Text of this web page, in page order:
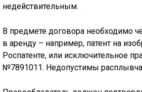
недействительным.
В предмете договора необходимо
в аренду – например, патент на
Роспатенте, или исключительное
№7891011. Недопустимы